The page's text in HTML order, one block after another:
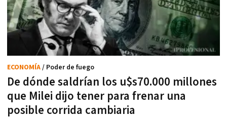
De dónde saldrían los u$s70.000 millones
que Milei dijo tener para frenar una
posible corrida cambiaria
ECONOMÍA/ Poder de fuego